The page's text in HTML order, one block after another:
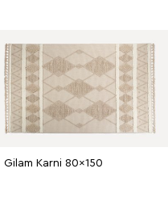
Gilam Karni 80x150